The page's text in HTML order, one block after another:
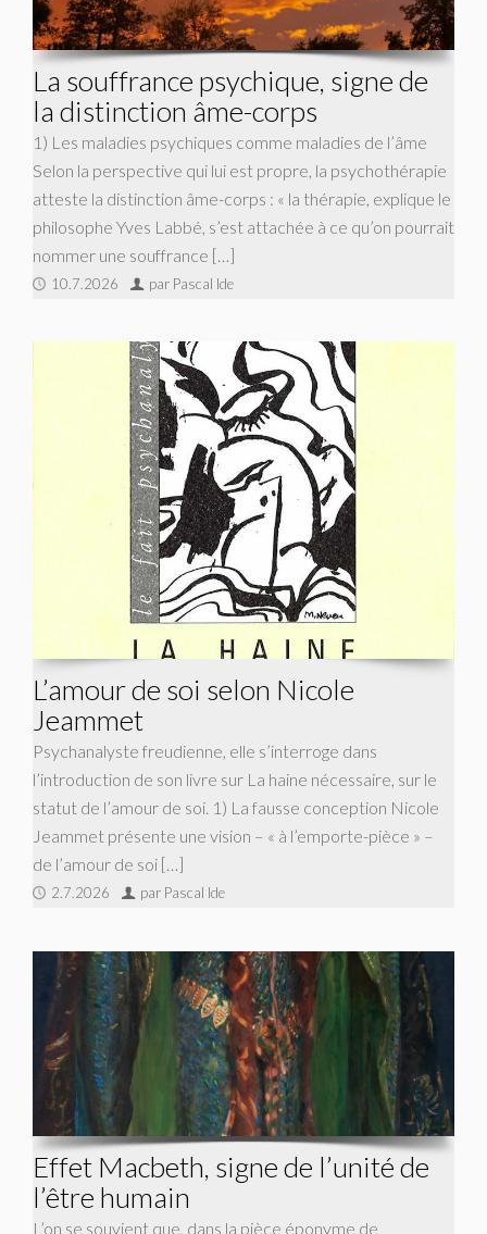
La souffrance psychique, signe de
la distinction âme-corps
1) Les maladies psychiques comme maladies de l’âme
Selon la perspective qui lui est propre, la psychothérapie
atteste la distinction âme-corps : « la thérapie, explique le
philosophe Yves Labbé, s’est attachée à ce qu’on pourrait
nommer une souffrance […]
10.7.2026 par Pascal Ide
L’amour de soi selon Nicole
Jeammet
Psychanalyste freudienne, elle s’interroge dans
l’introduction de son livre sur La haine nécessaire, sur le
statut de l’amour de soi. 1) La fausse conception Nicole
Jeammet présente une vision – « à l’emporte-pièce » –
de l’amour de soi […]
2.7.2026 par Pascal Ide
Effet Macbeth, signe de l’unité de
l’être humain
L’on se souvient que, dans la pièce éponyme de